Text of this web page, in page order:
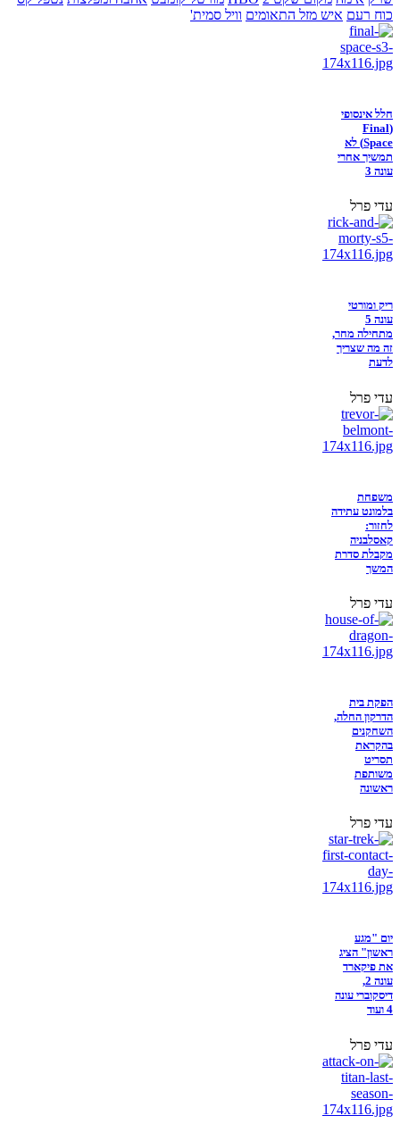
כוח רעם איש מזל התאומים וויל סמית'
חלל אינסופי
(Final
Space) לא
תמשיך אחרי
עונה 3
עדי פרל
ריק ומורטי
עונה 5
מתחילה מחר,
זה מה שצריך
לדעת
עדי פרל
משפחת
בלמונט עתידה
לחזור:
קאסלבניה
מקבלת סדרת
המשך
עדי פרל
הפקת בית
הדרקון החלה,
השחקנים
בהקראת
תסריט
משותפת
ראשונה
עדי פרל
יום "מגע
ראשון" הציג
את פיקארד
עונה 2,
דיסקוברי עונה
4 ועוד
עדי פרל